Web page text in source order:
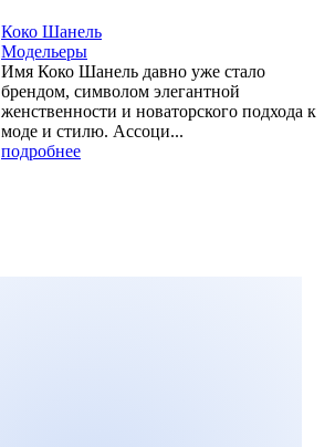
Коко Шанель
Модельеры
Имя Коко Шанель давно уже стало
брендом, символом элегантной
женственности и новаторского подхода к
моде и стилю. Ассоци...
подробнее